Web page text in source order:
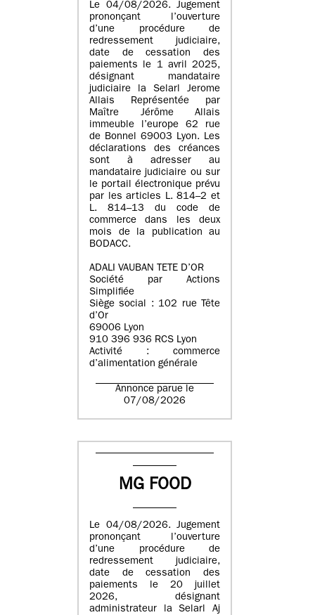
Le 04/08/2026. Jugement
prononçant l’ouverture
d’une procédure de
redressement judiciaire,
date de cessation des
paiements le 1 avril 2025,
désignant mandataire
judiciaire la Selarl Jerome
Allais Représentée par
Maître Jérôme Allais
immeuble l’europe 62 rue
de Bonnel 69003 Lyon. Les
déclarations des créances
sont à adresser au
mandataire judiciaire ou sur
le portail électronique prévu
par les articles L. 814–2 et
L. 814–13 du code de
commerce dans les deux
mois de la publication au
BODACC.
ADALI VAUBAN TETE D’OR
Société par Actions
Simplifiée
Siège social : 102 rue Tête
d’Or
69006 Lyon
910 396 936 RCS Lyon
Activité : commerce
d’alimentation générale
Annonce parue le
07/08/2026
MG FOOD
Le 04/08/2026. Jugement
prononçant l’ouverture
d’une procédure de
redressement judiciaire,
date de cessation des
paiements le 20 juillet
2026, désignant
administrateur la Selarl Aj